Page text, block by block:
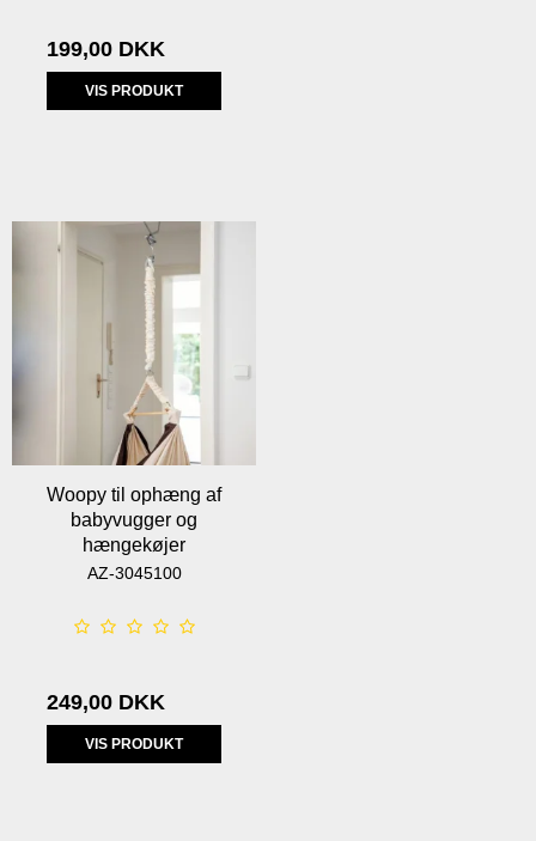
199,00 DKK
VIS PRODUKT
Woopy til ophæng af
babyvugger og
hængekøjer
AZ-3045100
249,00 DKK
VIS PRODUKT